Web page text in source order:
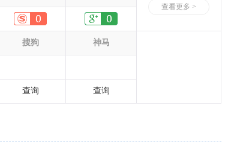
查看更多 >
搜狗 神马
查询 查询